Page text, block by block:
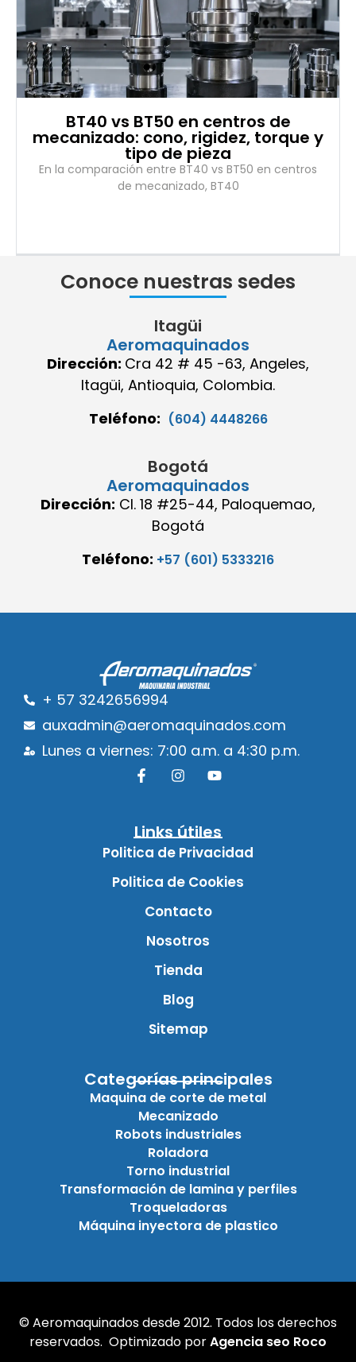
BT40 vs BT50 en centros de
mecanizado: cono, rigidez, torque y
tipo de pieza
En la comparación entre BT40 vs BT50 en centros
de mecanizado, BT40
Conoce nuestras sedes
Itagüi
Aeromaquinados
Dirección: Cra 42 # 45 -63, Angeles,
Itagüi, Antioquia, Colombia.
Teléfono: (604) 4448266
Bogotá
Aeromaquinados
Dirección: Cl. 18 #25-44, Paloquemao,
Bogotá
Teléfono: +57 (601) 5333216
+ 57 3242656994
auxadmin@aeromaquinados.com
Lunes a viernes: 7:00 a.m. a 4:30 p.m.
Links útiles
Politica de Privacidad
Politica de Cookies
Contacto
Nosotros
Tienda
Blog
Sitemap
Categorías principales
Maquina de corte de metal
Mecanizado
Robots industriales
Roladora
Torno industrial
Transformación de lamina y perfiles
Troqueladoras
Máquina inyectora de plastico
© Aeromaquinados desde 2012. Todos los derechos
reservados. Optimizado porAgencia seo Roco